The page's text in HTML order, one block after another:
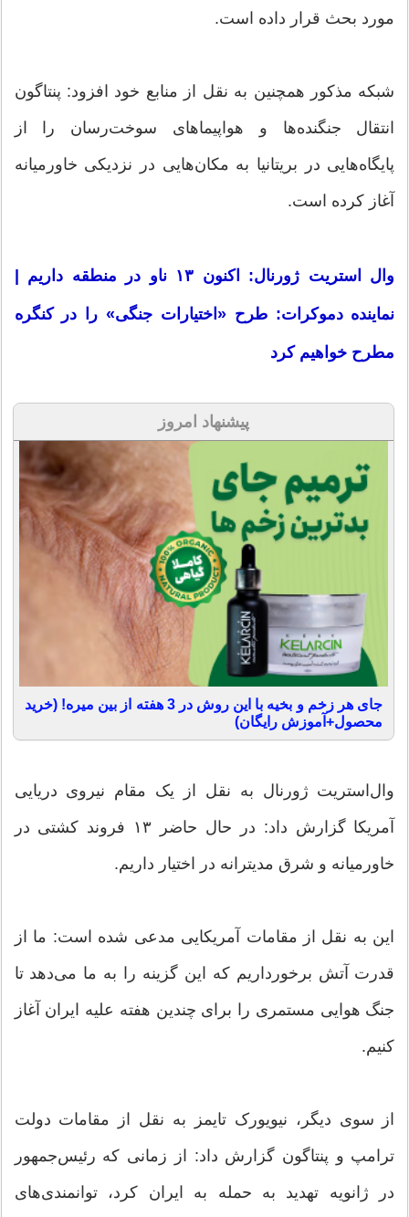
مورد بحث قرار داده است.
شبکه مذکور همچنین به نقل از منابع خود افزود: پنتاگون
انتقال جنگنده‌ها و هواپیماهای سوخت‌رسان را از
پایگاه‌هایی در بریتانیا به مکان‌هایی در نزدیکی خاورمیانه
آغاز کرده است.
وال استریت ژورنال: اکنون ۱۳ ناو در منطقه داریم |
نماینده دموکرات: طرح «اختیارات جنگی» را در کنگره
مطرح خواهیم کرد
پیشنهاد امروز
جای هر زخم و بخیه با این روش در 3 هفته از بین میره! (خرید
محصول+آموزش رایگان)
وال‌استریت ژورنال به نقل از یک مقام نیروی دریایی
آمریکا گزارش داد: در حال حاضر ۱۳ فروند کشتی در
خاورمیانه و شرق مدیترانه در اختیار داریم.
این به نقل از مقامات آمریکایی مدعی شده است: ما از
قدرت آتش برخورداریم که این گزینه را به ما می‌دهد تا
جنگ هوایی مستمری را برای چندین هفته علیه ایران آغاز
کنیم.
از سوی دیگر، نیویورک تایمز به نقل از مقامات دولت
ترامپ و پنتاگون گزارش داد: از زمانی که رئیس‌جمهور
در ژانویه تهدید به حمله به ایران کرد، توانمندی‌های